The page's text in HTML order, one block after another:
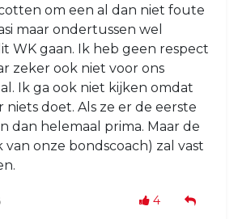
om een al dan niet foute
maar ondertussen wel
WK gaan. Ik heb geen respect
zeker ook niet voor ons
Ik ga ook niet kijken omdat
niets doet. Als ze er de eerste
dan helemaal prima. Maar de
van onze bondscoach) zal vast
4